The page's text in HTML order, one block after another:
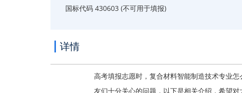
国标代码 430603 (不可用于填报)
详情
高考填报志愿时，复合材料智能制造技术专业
友们十分关心的问题，以下是相关介绍，希望对